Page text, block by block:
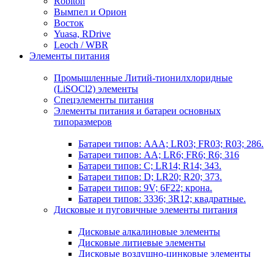
Вымпел и Орион
Восток
Yuasa, RDrive
Leoch / WBR
Элементы питания
Промышленные Литий-тионилхлоридные
(LiSOCl2) элементы
Спецэлементы питания
Элементы питания и батареи основных
типоразмеров
Батареи типов: AAA; LR03; FR03; R03; 286.
Батареи типов: AA; LR6; FR6; R6; 316
Батареи типов: C; LR14; R14; 343.
Батареи типов: D; LR20; R20; 373.
Батареи типов: 9V; 6F22; крона.
Батареи типов: 3336; 3R12; квадратные.
Дисковые и пуговичные элементы питания
Дисковые алкалиновые элементы
Дисковые литиевые элементы
Дисковые воздушно-цинковые элементы